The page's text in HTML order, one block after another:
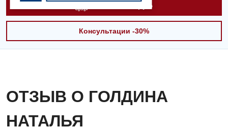
Вызвать скорую
Консультации -30%
ОТЗЫВ О ГОЛДИНА
НАТАЛЬЯ